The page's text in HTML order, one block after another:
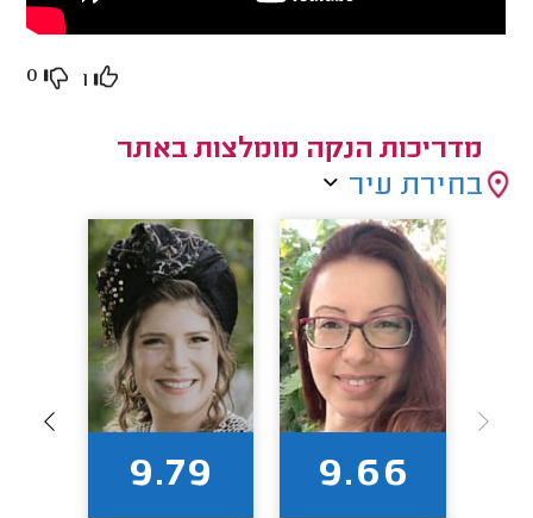
1
0
מדריכות הנקה מומלצות באתר
בחירת עיר
9.66
9.79